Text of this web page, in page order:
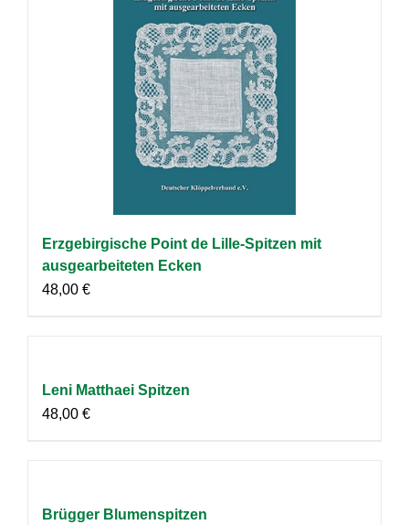
Erzgebirgische Point de Lille-Spitzen mit
ausgearbeiteten Ecken
48,00 €
Leni Matthaei Spitzen
48,00 €
Brügger Blumenspitzen